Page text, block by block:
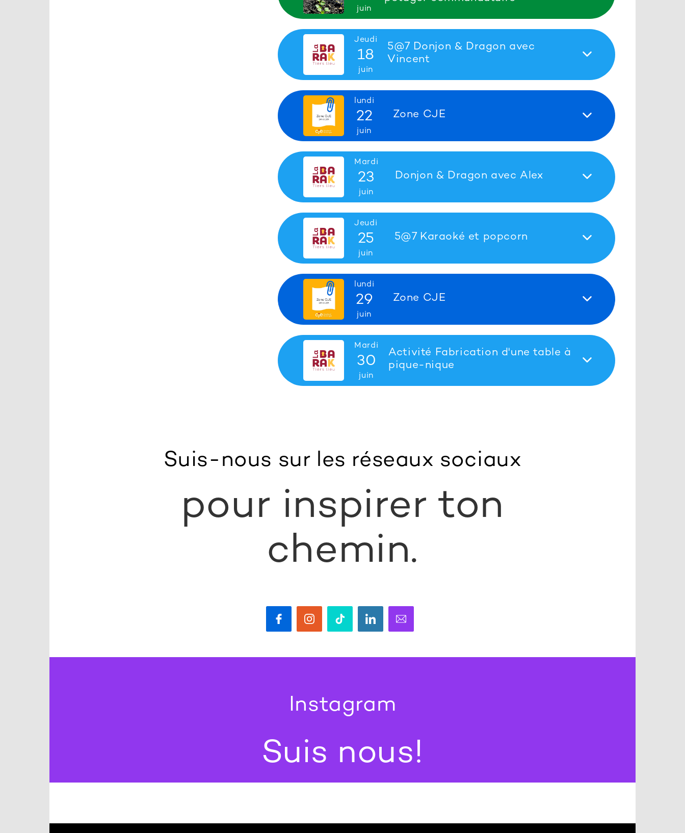
juin
Jeudi
18
juin
5@7 Donjon & Dragon avec
Vincent
lundi
22
juin
Zone CJE
Mardi
23
juin
Donjon & Dragon avec Alex
Jeudi
25
juin
5@7 Karaoké et popcorn
lundi
29
juin
Zone CJE
Mardi
30
juin
Activité Fabrication d'une table à
pique-nique
Suis-nous sur les réseaux sociaux
pour inspirer ton
chemin.
Instagram
Suis nous!